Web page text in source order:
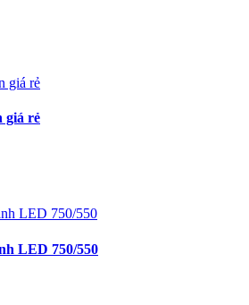
giá rẻ
LED 750/550